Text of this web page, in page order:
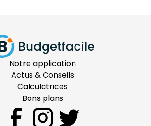
Notre application
Actus & Conseils
Calculatrices
Bons plans